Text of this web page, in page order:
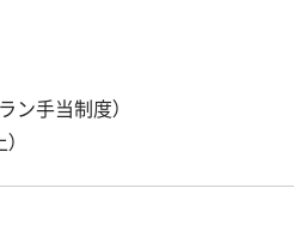
ン手当制度）